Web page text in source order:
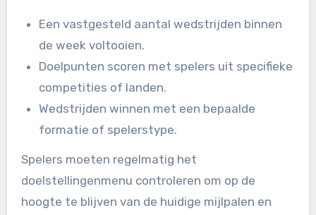
Een vastgesteld aantal wedstrijden binnen
de week voltooien.
Doelpunten scoren met spelers uit specifieke
competities of landen.
Wedstrijden winnen met een bepaalde
formatie of spelerstype.
Spelers moeten regelmatig het
doelstellingenmenu controleren om op de
hoogte te blijven van de huidige mijlpalen en